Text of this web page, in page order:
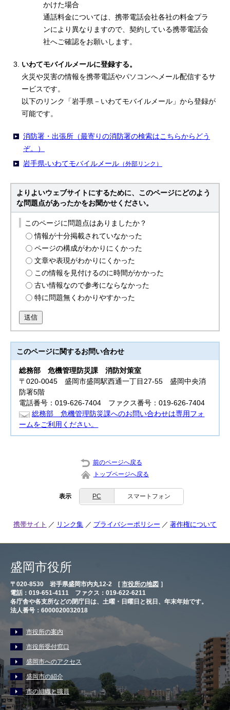
かけた場合
通話料金については、携帯電話会社各社の料金プラ
ンにより異なりますので、契約している携帯電話会
社へご確認をお願いします。
いわてモバイルメールに登録する。
火災や災害の情報を携帯電話やパソコンへメール配信するサ
ービスです。
以下のリンク「岩手県－いわてモバイルメール」から登録が
可能です。
消防署・出張所（最寄りの消防署の検索はこちらからどう
ぞ。）
岩手県‐いわてモバイルメール （外部リンク）
よりよいウェブサイトにするために、このページにどのよう
な問題点があったかをお聞かせください。
このページに問題点はありましたか？
情報が十分掲載されていなかった
ページの構成がわかりにくかった
文章や表現がわかりにくかった
この情報を見付けるのに時間がかかった
古い情報なので参考にならなかった
特に問題無くわかりやすかった
送信
このページに関するお問い合わせ
総務部 危機管理防災課消防対策室
〒020-0045 盛岡市盛岡駅西通一丁目27-55 盛岡中央消
防署5階
電話番号：019-626-7404 ファクス番号：019-626-7404
総務部 危機管理防災課へのお問い合わせは専用フォ
ームをご利用ください。
前のページへ戻る
トップページへ戻る
表示 PC スマートフォン
携帯サイト リンク集 プライバシーポリシー 著作権について
盛岡市役所
〒020-8530 岩手県盛岡市内丸12-2 [ 市役所の地図 ］
電話：019-651-4111 ファクス：019-622-6211
各庁舎や各支所などの閉庁日は、土曜・日曜日と祝日、年末年始です。
法人番号：6000020032018
市役所の案内
市役所受付窓口
盛岡市へのアクセス
盛岡市の紹介
市の組織と職員